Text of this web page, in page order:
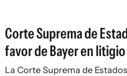
Corte Suprema de
favor de Bayer en
La Corte Suprema de